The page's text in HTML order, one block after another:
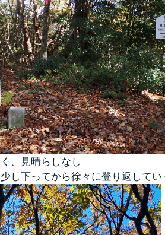
、見晴らしなし
し下ってから徐々に登り返してい